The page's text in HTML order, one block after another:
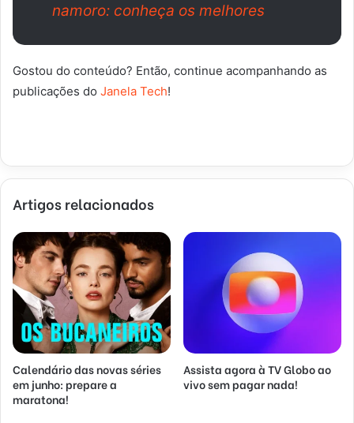
namoro: conheça os melhores
Gostou do conteúdo? Então, continue acompanhando as
publicações do Janela Tech!
Artigos relacionados
Calendário das novas séries
em junho: prepare a
maratona!
Assista agora à TV Globo ao
vivo sem pagar nada!